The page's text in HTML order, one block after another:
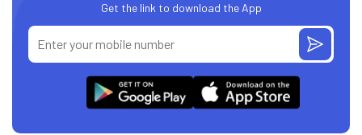
Get the link to download the App